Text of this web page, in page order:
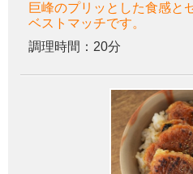
巨峰のプリッとした食感と
ベストマッチです。
調理時間：20分